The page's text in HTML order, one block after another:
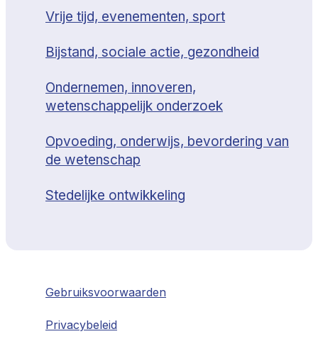
Vrije tijd, evenementen, sport
Bijstand, sociale actie, gezondheid
Ondernemen, innoveren,
wetenschappelijk onderzoek
Opvoeding, onderwijs, bevordering van
de wetenschap
Stedelijke ontwikkeling
Gebruiksvoorwaarden
Privacybeleid